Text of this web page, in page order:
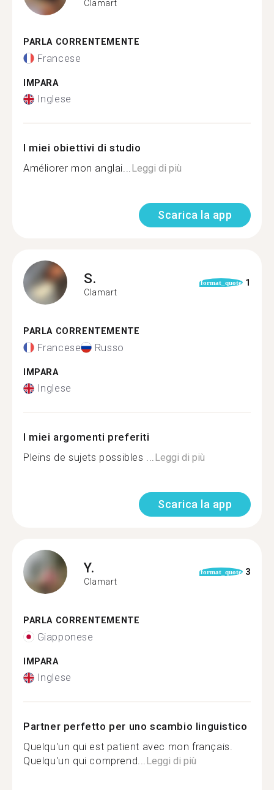
Clamart
PARLA CORRENTEMENTE
Francese
IMPARA
Inglese
I miei obiettivi di studio
Améliorer mon anglai...Leggi di più
Scarica la app
S.
Clamart
format_quote 1
PARLA CORRENTEMENTE
Francese Russo
IMPARA
Inglese
I miei argomenti preferiti
Pleins de sujets possibles ...Leggi di più
Scarica la app
Y.
Clamart
format_quote 3
PARLA CORRENTEMENTE
Giapponese
IMPARA
Inglese
Partner perfetto per uno scambio linguistico
Quelqu'un qui est patient avec mon français.
Quelqu'un qui comprend...Leggi di più